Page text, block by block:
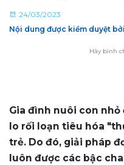
24/03/2023
Nội dung được kiểm duyệt
Hãy bình
Gia đình nuôi con
lo rối loạn tiêu hóa
trẻ. Do đó, giải pháp
luôn được các bậc